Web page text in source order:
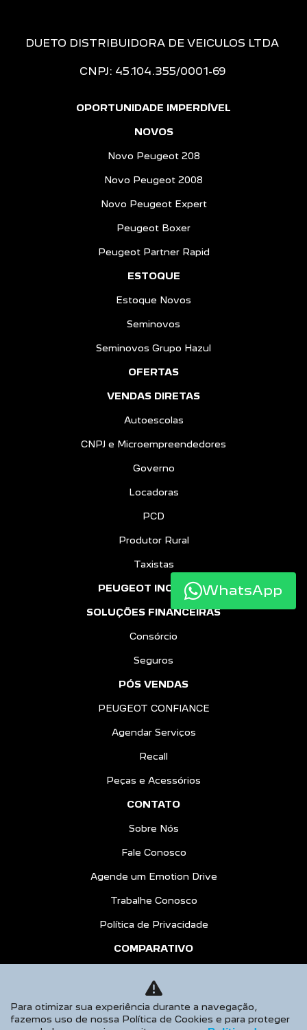
DUETO DISTRIBUIDORA DE VEICULOS LTDA
CNPJ: 45.104.355/0001-69
OPORTUNIDADE IMPERDÍVEL
NOVOS
Novo Peugeot 208
Novo Peugeot 2008
Novo Peugeot Expert
Peugeot Boxer
Peugeot Partner Rapid
ESTOQUE
Estoque Novos
Seminovos
Seminovos Grupo Hazul
OFERTAS
VENDAS DIRETAS
Autoescolas
CNPJ e Microempreendedores
Governo
Locadoras
PCD
Produtor Rural
Taxistas
PEUGEOT INCLUSÃO
SOLUÇÕES FINANCEIRAS
Consórcio
Seguros
PÓS VENDAS
PEUGEOT CONFIANCE
Agendar Serviços
Recall
Peças e Acessórios
CONTATO
Sobre Nós
Fale Conosco
Agende um Emotion Drive
Trabalhe Conosco
Política de Privacidade
COMPARATIVO
AGENDE UM TEST DRIVE
WhatsApp
Para otimizar sua experiência durante a navegação,
fazemos uso de nossa Política de Cookies e para proteger